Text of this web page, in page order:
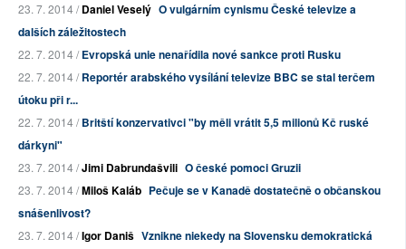
23. 7. 2014 /Daniel Veselý O vulgárním cynismu České televize a
dalších záležitostech
22. 7. 2014 /Evropská unie nenařídila nové sankce proti Rusku
22. 7. 2014 /Reportér arabského vysílání televize BBC se stal terčem
útoku při r...
22. 7. 2014 /Britští konzervativci "by měli vrátit 5,5 milionů Kč ruské
dárkyni"
23. 7. 2014 /Jimi Dabrundašvili O české pomoci Gruzii
23. 7. 2014 /Miloš Kaláb Pečuje se v Kanadě dostatečně o občanskou
snášenlivost?
23. 7. 2014 /Igor Daniš Vznikne niekedy na Slovensku demokratická